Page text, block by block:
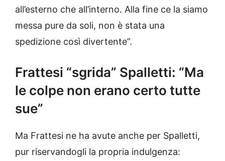
all’esterno che all’interno. Alla fine ce la siamo
messa pure da soli, non è stata una
spedizione così divertente”.
Frattesi “sgrida” Spalletti: “Ma
le colpe non erano certo tutte
sue”
Ma Frattesi ne ha avute anche per Spalletti,
pur riservandogli la propria indulgenza: